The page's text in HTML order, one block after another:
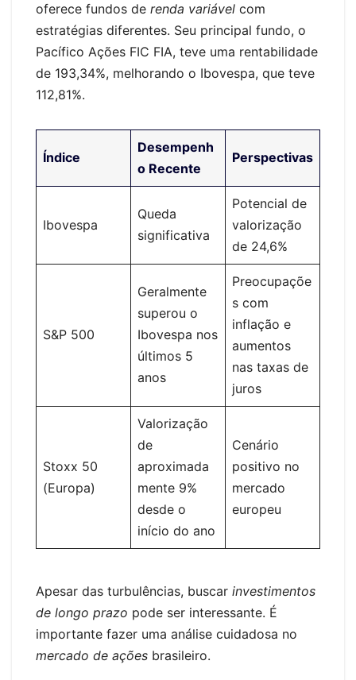
oferece fundos de renda variável com
estratégias diferentes. Seu principal fundo, o
Pacífico Ações FIC FIA, teve uma rentabilidade
de 193,34%, melhorando o Ibovespa, que teve
112,81%.
Índice
Desempenh
o Recente
Perspectivas
Ibovespa
Queda
significativa
Potencial de
valorização
de 24,6%
S&P 500
Geralmente
superou o
Ibovespa nos
últimos 5
anos
Preocupaçõe
s com
inflação e
aumentos
nas taxas de
juros
Stoxx 50
(Europa)
Valorização
de
aproximada
mente 9%
desde o
início do ano
Cenário
positivo no
mercado
europeu
Apesar das turbulências, buscar investimentos
de longo prazo pode ser interessante. É
importante fazer uma análise cuidadosa no
mercado de ações brasileiro.